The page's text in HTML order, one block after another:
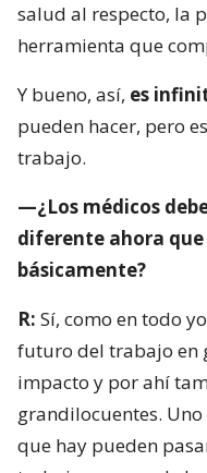
salud al respecto, la
herramienta que
Y bueno, así, es
pueden hacer, pero
trabajo.
—¿Los médicos
diferente ahora
básicamente?
R: Sí, como en todo
futuro del trabajo en
impacto y por ahí
grandilocuentes.
que hay pueden